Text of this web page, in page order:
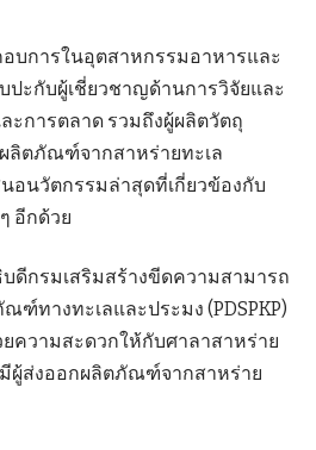
อบการในอุตสาหกรรมอาหารและ
ปะกับผู้เชี่ยวชาญด้านการวิจัยและ
ะการตลาด รวมถึงผู้ผลิตวัตถุ
ลิตภัณฑ์จากสาหร่ายทะเล
อนวัตกรรมล่าสุดที่เกี่ยวข้องกับ
อีกด้วย
ดีกรมเสริมสร้างขีดความสามารถ
ทางทะเลและประมง (PDSPKP)
ยความสะดวกให้กับศาลาสาหร่าย
ผู้ส่งออกผลิตภัณฑ์จากสาหร่าย